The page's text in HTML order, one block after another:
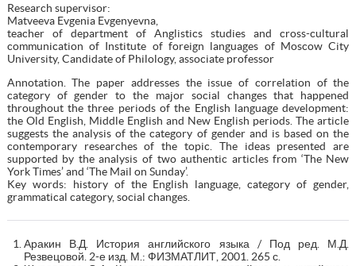
Research supervisor:
Matveeva Evgenia Evgenyevna,
teacher of department of Anglistics studies and cross-cultural
communication of Institute of foreign languages of Moscow City
University, Candidate of Philology, associate professor
Annotation. The paper addresses the issue of correlation of the
category of gender to the major social changes that happened
throughout the three periods of the English language development:
the Old English, Middle English and New English periods. The article
suggests the analysis of the category of gender and is based on the
contemporary researches of the topic. The ideas presented are
supported by the analysis of two authentic articles from ‘The New
York Times’ and ‘The Mail on Sunday’.
Key words: history of the English language, category of gender,
grammatical category, social changes.
Аракин В.Д. История английского языка / Под ред. М.Д.
Резвецовой. 2-е изд. М.: ФИЗМАТЛИТ, 2001. 265 с.